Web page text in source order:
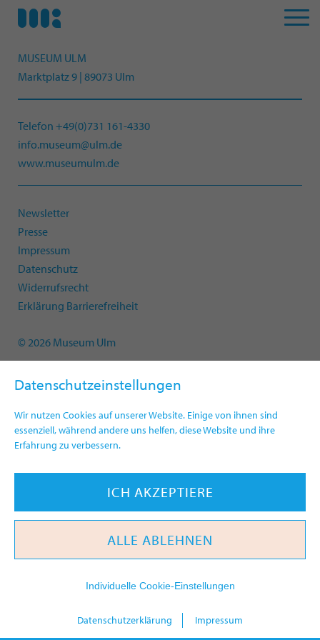
Datenschutzeinstellungen
Wir nutzen Cookies auf unserer Website. Einige von ihnen sind
essenziell, während andere uns helfen, diese Website und ihre
Erfahrung zu verbessern.
ICH AKZEPTIERE
ALLE ABLEHNEN
Individuelle Cookie-Einstellungen
Datenschutzerklärung Impressum
MUSEUM ULM
Marktplatz 9 | 89073 Ulm
Telefon +49(0)731 161-4330
info.museum@ulm.de
www.museumulm.de
Newsletter
Presse
Impressum
Datenschutz
Widerrufsrecht
Erklärung Barrierefreiheit
© 2026 Museum Ulm